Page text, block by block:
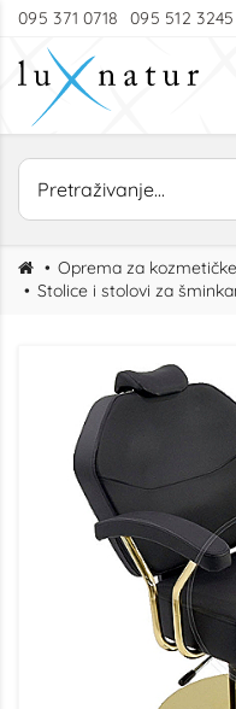
095 371 0718 095 512 3245
Oprema za
Stolice i stolovi za